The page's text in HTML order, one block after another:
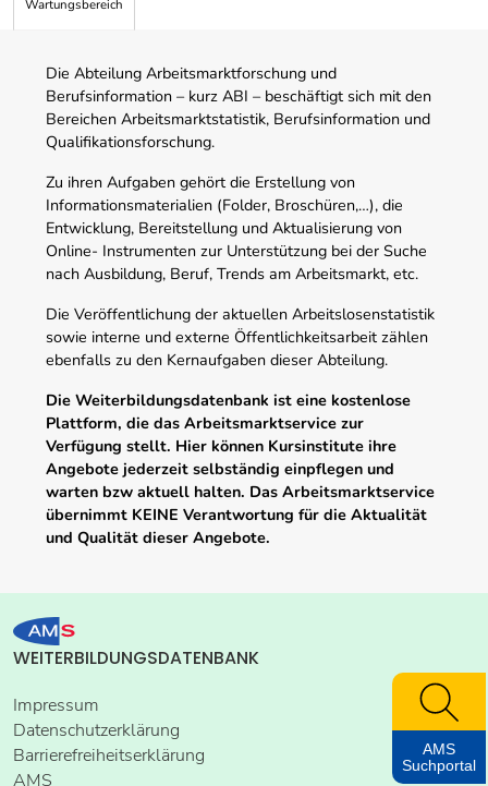
Wartungsbereich
Die Abteilung Arbeitsmarktforschung und
Berufsinformation – kurz ABI – beschäftigt sich mit den
Bereichen Arbeitsmarktstatistik, Berufsinformation und
Qualifikationsforschung.
Zu ihren Aufgaben gehört die Erstellung von
Informationsmaterialien (Folder, Broschüren,…), die
Entwicklung, Bereitstellung und Aktualisierung von
Online- Instrumenten zur Unterstützung bei der Suche
nach Ausbildung, Beruf, Trends am Arbeitsmarkt, etc.
Die Veröffentlichung der aktuellen Arbeitslosenstatistik
sowie interne und externe Öffentlichkeitsarbeit zählen
ebenfalls zu den Kernaufgaben dieser Abteilung.
Die Weiterbildungsdatenbank ist eine kostenlose
Plattform, die das Arbeitsmarktservice zur
Verfügung stellt. Hier können Kursinstitute ihre
Angebote jederzeit selbständig einpflegen und
warten bzw aktuell halten. Das Arbeitsmarktservice
übernimmt KEINE Verantwortung für die Aktualität
und Qualität dieser Angebote.
WEITERBILDUNGSDATENBANK
Impressum
Datenschutzerklärung
Barrierefreiheitserklärung
AMS
AMS
Suchportal